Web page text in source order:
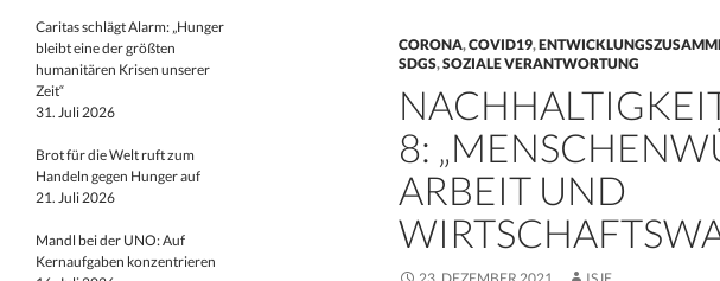
CORONA,COVID19,
SDGS,SOZIALE VERANTWORTUNG
8:
ARBEIT UND
Caritas schlägt Alarm: „Hunger
bleibt eine der größten
humanitären Krisen unserer
Zeit“
31. Juli 2026
Brot für die Welt ruft zum
Handeln gegen Hunger auf
21. Juli 2026
Mandl bei der UNO: Auf
Kernaufgaben konzentrieren